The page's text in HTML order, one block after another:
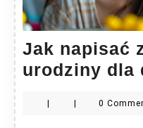
Jak napisać
urodziny dla
| | 0